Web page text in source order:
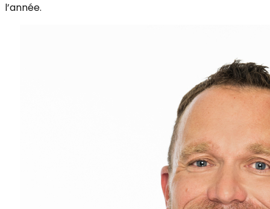
l’année.